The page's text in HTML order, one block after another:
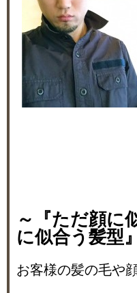
～『ただ顔に
に似合う髪型
お客様の髪の毛や